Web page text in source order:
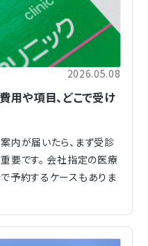
2026.05.08
用や項目、どこで受け
内が届いたら、まず受診
要です。 会社指定の医療
予約するケースもありま